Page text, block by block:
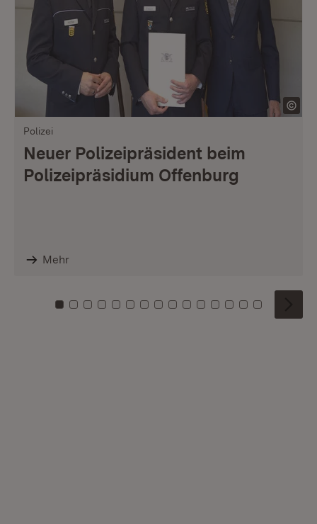
Polizei
Neuer Polizeipräsident beim
Polizeipräsidium Offenburg
Mehr
Zu Kachel: 0
Zu Kachel: 1
Zu Kachel: 2
Zu Kachel: 3
Zu Kachel: 4
Zu Kachel: 5
Zu Kachel: 6
Zu Kachel: 7
Zu Kachel: 8
Zu Kachel: 9
Zu Kachel: 10
Zu Kachel: 11
Zu Kachel: 12
Zu Kachel:
Zu